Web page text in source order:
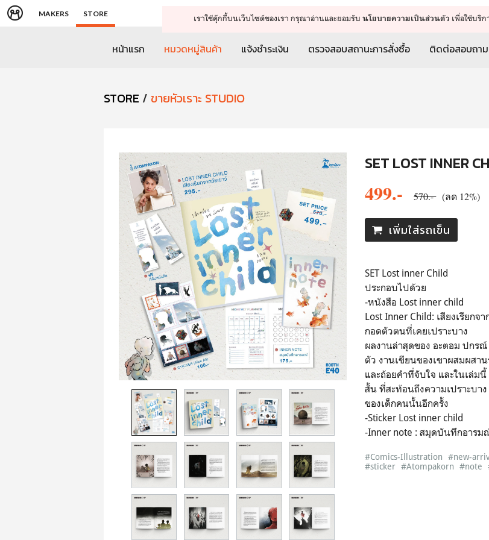
จัดการรถเข็น ดำเนินการต่อ
MAKERS STORE เราใช้คุ๊กกี้บนเว็บไซต์ของเรา กรุณาอ่านและยอมรับนโยบายความเป็นส่วนตัว เพื่อใช้บริ
หน้าแรก หมวดหมู่สินค้า แจ้งชำระเงิน ตรวจสอบสถานะการสั่งซื้อ ติดต่อสอบถาม
STORE / ขายหัวเราะ STUDIO
SET LOST INNER
499.- 570.- (ลด 12%)
เพิ่มใส่รถเข็น
SET Lost inner Child
ประกอบไปด้วย
-หนังสือ Lost inner child
Lost Inner Child: เสียงเรียกจ
กอดตัวตนที่เคยเปราะบาง
ผลงานล่าสุดของ อะตอม ปกรณ์
ตัว งานเขียนของเขาผสมผสา
และถ้อยคำที่จับใจ และในเล่ม
สั้น ที่สะท้อนถึงความเปราะบา
ของเด็กคนนั้นอีกครั้ง
-Sticker Lost inner child
-Inner note : สมุดบันทึกอารม
#Comics-Illustration #new-
#sticker #Atompakorn #note